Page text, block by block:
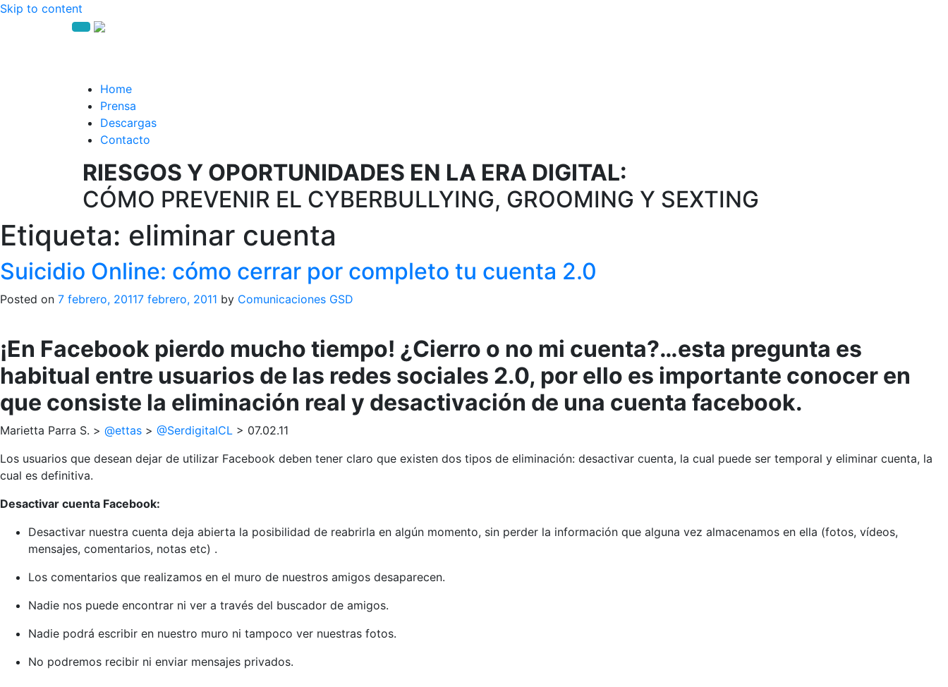
Skip to content
Home
Prensa
Descargas
Contacto
RIESGOS Y OPORTUNIDADES EN LA ERA DIGITAL:
CÓMO PREVENIR EL CYBERBULLYING, GROOMING Y SEXTING
Etiqueta: eliminar cuenta
Suicidio Online: cómo cerrar por completo tu cuenta 2.0
Posted on 7 febrero, 20117 febrero, 2011 by Comunicaciones GSD
¡En Facebook pierdo mucho tiempo! ¿Cierro o no mi cuenta?…esta pregunta es
habitual entre usuarios de las redes sociales 2.0, por ello es importante conocer en
que consiste la eliminación real y desactivación de una cuenta facebook.
Marietta Parra S. > @ettas > @SerdigitalCL > 07.02.11
Los usuarios que desean dejar de utilizar Facebook deben tener claro que existen dos tipos de eliminación: desactivar cuenta, la cual puede ser temporal y eliminar cuenta, la
cual es definitiva.
Desactivar cuenta Facebook:
Desactivar nuestra cuenta deja abierta la posibilidad de reabrirla en algún momento, sin perder la información que alguna vez almacenamos en ella (fotos, vídeos,
mensajes, comentarios, notas etc) .
Los comentarios que realizamos en el muro de nuestros amigos desaparecen.
Nadie nos puede encontrar ni ver a través del buscador de amigos.
Nadie podrá escribir en nuestro muro ni tampoco ver nuestras fotos.
No podremos recibir ni enviar mensajes privados.